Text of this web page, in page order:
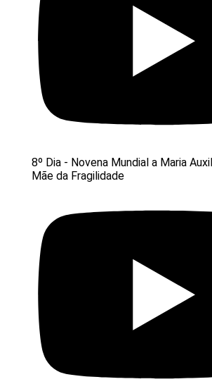
8º Dia - Novena Mundial a Maria
Mãe da Fragilidade